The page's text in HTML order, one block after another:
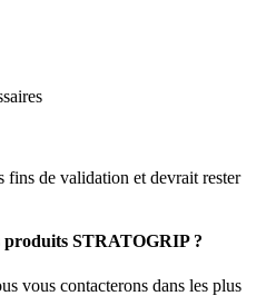
fins de validation et devrait rester
produits STRATOGRIP ?
vous contacterons dans les plus